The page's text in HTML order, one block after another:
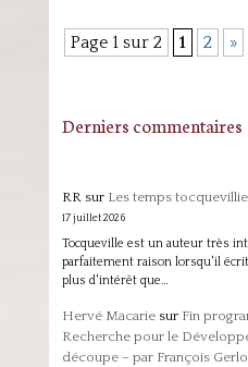
Page 1 sur 2 1 2 »
Derniers commentaires
RRsur Les temps
17 juillet 2026
Tocqueville est un auteur très
parfaitement raison lorsqu'il écrit
plus d'intérêt que…
Hervé Macariesur Fin
Recherche pour le
découpe – par François